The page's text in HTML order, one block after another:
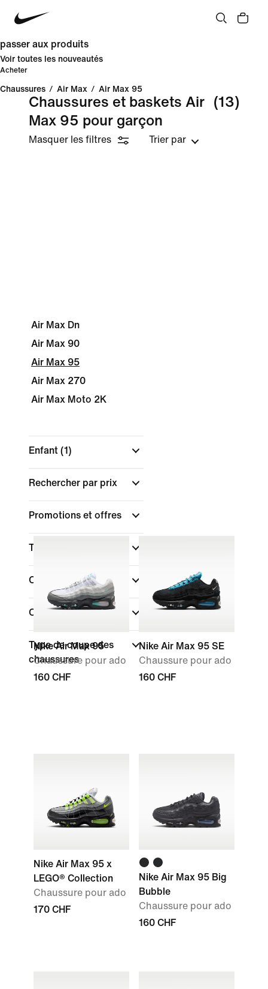
passer aux produits
Voir toutes les nouveautés
Acheter
Chaussures / Air Max / Air Max 95
Chaussures et baskets Air
Max 95 pour garçon
(13)
Masquer les filtres Trier par
Air Max Dn
Air Max 90
Air Max 95
Air Max 270
Air Max Moto 2K
Enfant (1)
Rechercher par prix
Promotions et offres
Taille / Pointure
Couleur
Collections
Type de coupe des
chaussures
Nike Air Max 95
Chaussure pour ado
160 CHF
Nike Air Max 95 SE
Chaussure pour ado
160 CHF
Nike Air Max 95 x
LEGO® Collection
Chaussure pour ado
170 CHF
Nike Air Max 95 Big
Bubble
Chaussure pour ado
160 CHF